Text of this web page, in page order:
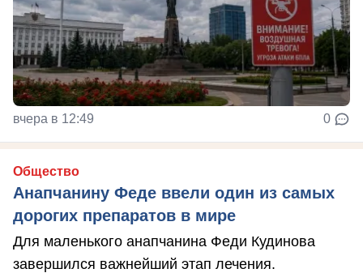
вчера в 12:49 0
Общество
Анапчанину Феде ввели один из самых
дорогих препаратов в мире
Для маленького анапчанина Феди Кудинова
завершился важнейший этап лечения.